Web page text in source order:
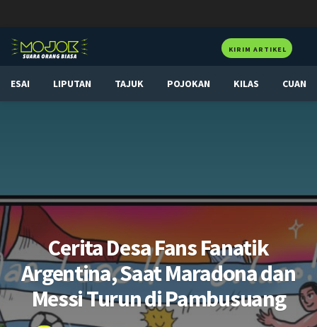
KIRIM ARTIKEL
ESAI LIPUTAN TAJUK POJOKAN KILAS CUAN
Cerita Desa Fans Fanatik
Argentina, Saat Maradona dan
Messi Turun di Pambusuang